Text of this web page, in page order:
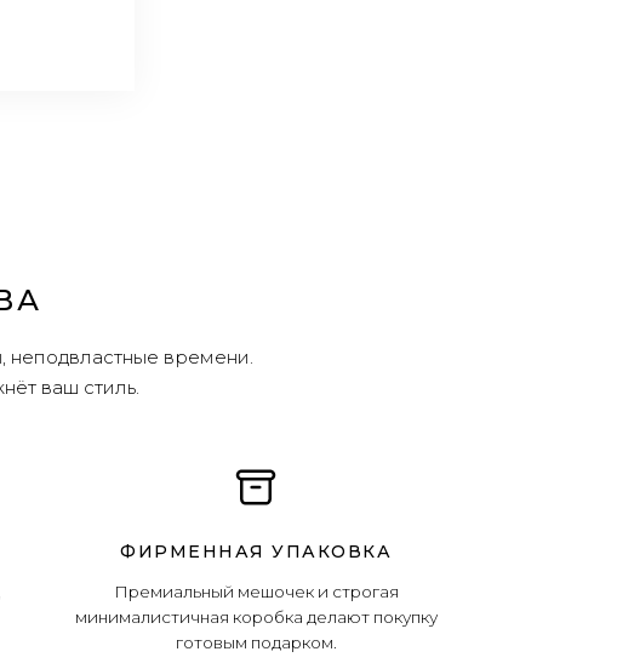
неподвластные времени.
ваш стиль.
ФИРМЕННАЯ УПАКОВКА
Премиальный мешочек и строгая
минималистичная коробка делают покупку
готовым подарком.